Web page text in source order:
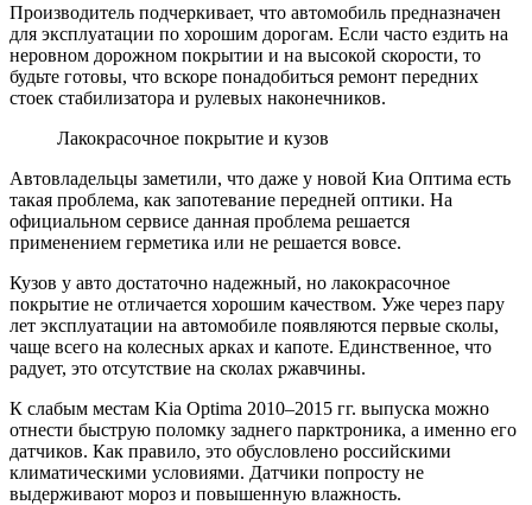
Производитель подчеркивает, что автомобиль предназначен
для эксплуатации по хорошим дорогам. Если часто ездить на
неровном дорожном покрытии и на высокой скорости, то
будьте готовы, что вскоре понадобиться ремонт передних
стоек стабилизатора и рулевых наконечников.
Лакокрасочное покрытие и кузов
Автовладельцы заметили, что даже у новой Киа Оптима есть
такая проблема, как запотевание передней оптики. На
официальном сервисе данная проблема решается
применением герметика или не решается вовсе.
Кузов у авто достаточно надежный, но лакокрасочное
покрытие не отличается хорошим качеством. Уже через пару
лет эксплуатации на автомобиле появляются первые сколы,
чаще всего на колесных арках и капоте. Единственное, что
радует, это отсутствие на сколах ржавчины.
К слабым местам Kia Optima 2010–2015 гг. выпуска можно
отнести быструю поломку заднего парктроника, а именно его
датчиков. Как правило, это обусловлено российскими
климатическими условиями. Датчики попросту не
выдерживают мороз и повышенную влажность.